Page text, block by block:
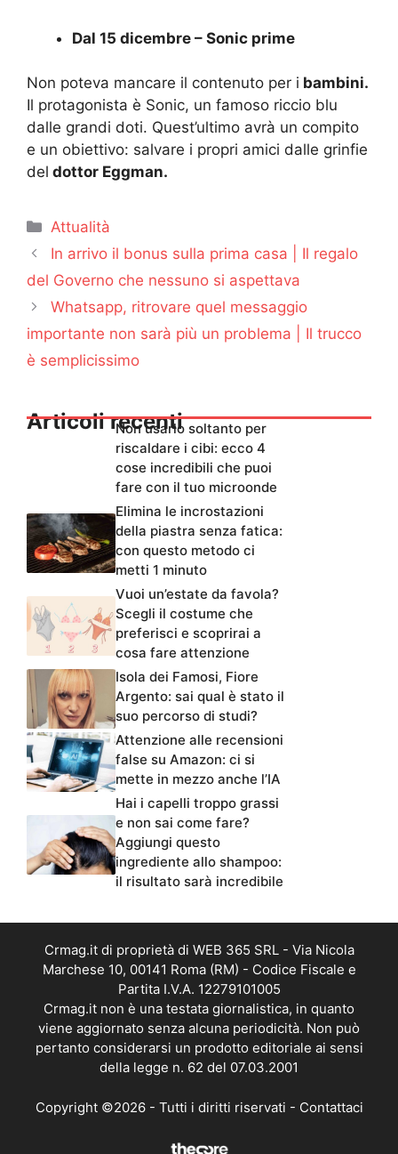
Dal 15 dicembre – Sonic prime
Non poteva mancare il contenuto per i bambini.
Il protagonista è Sonic, un famoso riccio blu
dalle grandi doti. Quest’ultimo avrà un compito
e un obiettivo: salvare i propri amici dalle grinfie
del dottor Eggman.
Categorie
Attualità
In arrivo il bonus sulla prima casa | Il regalo
del Governo che nessuno si aspettava
Whatsapp, ritrovare quel messaggio
importante non sarà più un problema | Il trucco
è semplicissimo
Articoli recentiNon usarlo soltanto per
riscaldare i cibi: ecco 4
cose incredibili che puoi
fare con il tuo microonde
Elimina le incrostazioni
della piastra senza fatica:
con questo metodo ci
metti 1 minuto
Vuoi un’estate da favola?
Scegli il costume che
preferisci e scoprirai a
cosa fare attenzione
Isola dei Famosi, Fiore
Argento: sai qual è stato il
suo percorso di studi?
Attenzione alle recensioni
false su Amazon: ci si
mette in mezzo anche l’IA
Hai i capelli troppo grassi
e non sai come fare?
Aggiungi questo
ingrediente allo shampoo:
il risultato sarà incredibile
Crmag.it di proprietà di WEB 365 SRL - Via Nicola
Marchese 10, 00141 Roma (RM) - Codice Fiscale e
Partita I.V.A. 12279101005
Crmag.it non è una testata giornalistica, in quanto
viene aggiornato senza alcuna periodicità. Non può
pertanto considerarsi un prodotto editoriale ai sensi
della legge n. 62 del 07.03.2001
Copyright ©2026 - Tutti i diritti riservati - Contattaci